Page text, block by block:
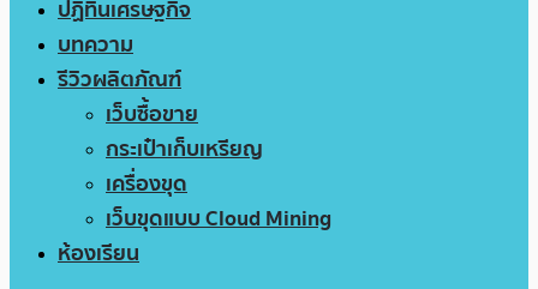
ปฏิทินเศรษฐกิจ
บทความ
รีวิวผลิตภัณฑ์
เว็บซื้อขาย
กระเป๋าเก็บเหรียญ
เครื่องขุด
เว็บขุดแบบ Cloud Mining
ห้องเรียน